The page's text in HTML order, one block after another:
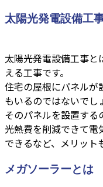
太陽光発電設備工
太陽光発電設備工事
える工事です。
住宅の屋根にパネルが
もいるのではないでし
そのパネルを設置する
光熱費を削減できて
できるなど、メリット
メガソーラーとは